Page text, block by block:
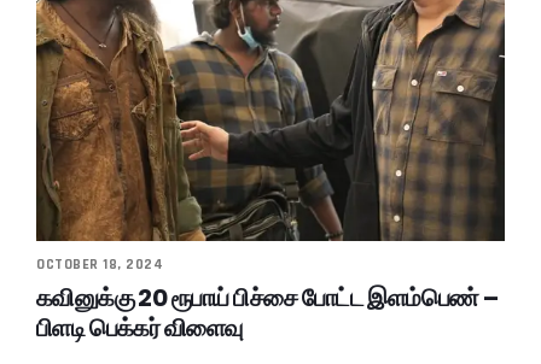
OCTOBER 18, 2024
கவினுக்கு 20 ரூபாய் பிச்சை போட்ட இளம்பெண் –
பிளடி பெக்கர் விளைவு